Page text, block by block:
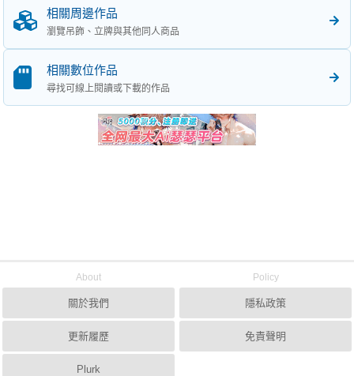
相關周邊作品
瀏覽吊飾、立牌與其他同人商品
相關數位作品
尋找可線上閱讀或下載的作品
About
關於我們
更新履歷
Plurk
Policy
隱私政策
免責聲明